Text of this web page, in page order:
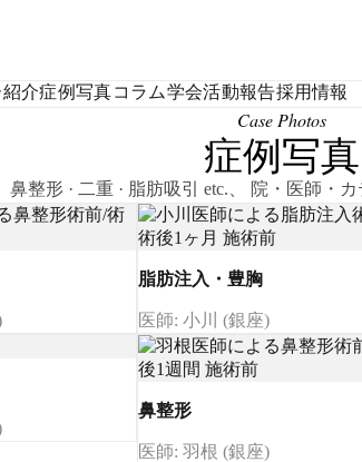
紹介症例写真コラム学会活動報告採用情報
Case Photos
症例写真
鼻整形 · 二重 · 脂肪吸引 etc.、 院・医師・
脂肪注入・豊胸
医師: 小川 (銀座)
鼻整形
医師: 羽根 (銀座)